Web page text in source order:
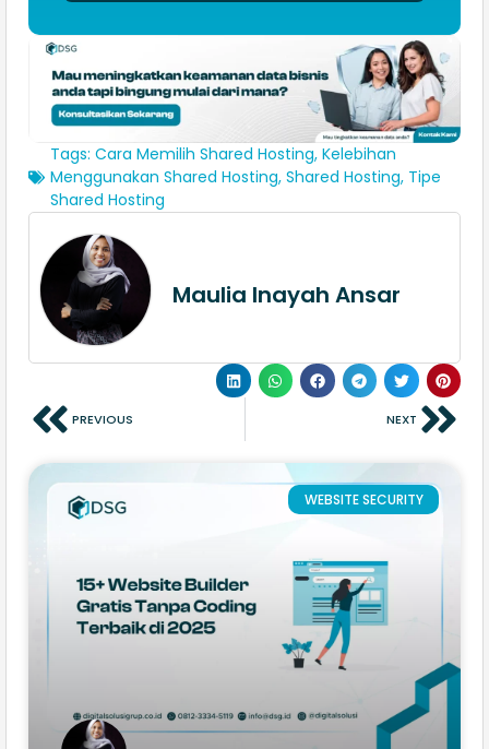
Tags: Cara Memilih Shared Hosting, Kelebihan
Menggunakan Shared Hosting, Shared Hosting, Tipe
Shared Hosting
Maulia Inayah Ansar
PREVIOUS NEXT
WEBSITE SECURITY